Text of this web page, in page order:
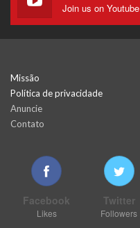
Join us on Youtube
Missão
Política de privacidade
Anuncie
Contato
Facebook
Likes
Twitter
Followers